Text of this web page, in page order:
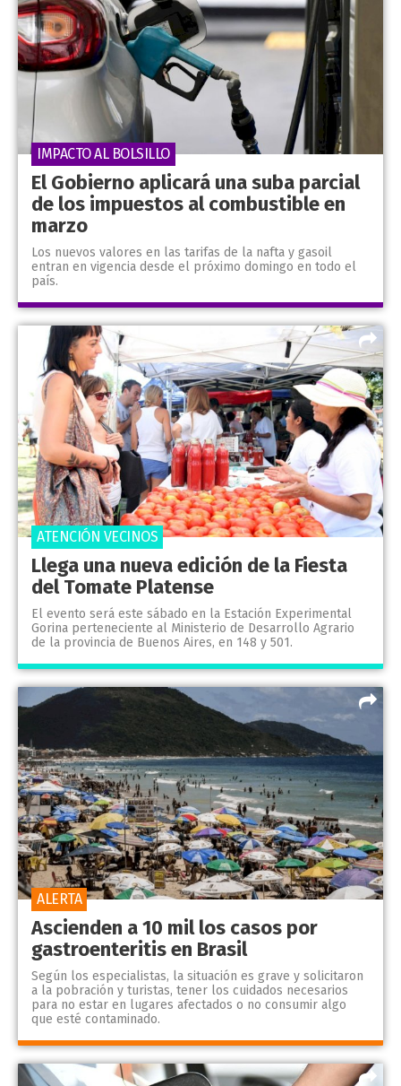
El Gobierno aplicará una suba parcial
de los impuestos al combustible en
marzo
Los nuevos valores en las tarifas de la nafta y gasoil
entran en vigencia desde el próximo domingo en todo el
país.
IMPACTO AL BOLSILLO
Llega una nueva edición de la Fiesta
del Tomate Platense
El evento será este sábado en la Estación Experimental
Gorina perteneciente al Ministerio de Desarrollo Agrario
de la provincia de Buenos Aires, en 148 y 501.
ATENCIÓN VECINOS
Ascienden a 10 mil los casos por
gastroenteritis en Brasil
Según los especialistas, la situación es grave y solicitaron
a la pobración y turistas, tener los cuidados necesarios
para no estar en lugares afectados o no consumir algo
que esté contaminado.
ALERTA